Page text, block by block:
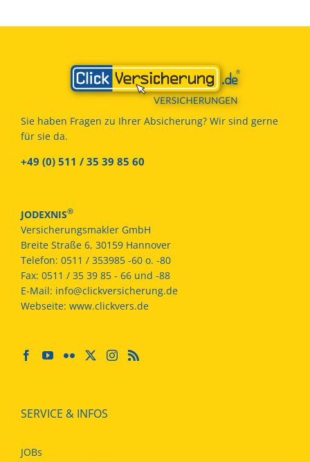
Sie haben Fragen zu Ihrer Absicherung? Wir sind gerne
für sie da.
+49 (0) 511 / 35 39 85 60
JODEXNIS®
Versicherungsmakler GmbH
Breite Straße 6, 30159 Hannover
Telefon: 0511 / 353985 -60 o. -80
Fax: 0511 / 35 39 85 - 66 und -88
E-Mail: info@clickversicherung.de
Webseite: www.clickvers.de
SERVICE & INFOS
JOBs